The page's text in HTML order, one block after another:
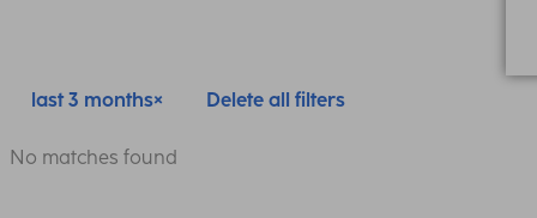
last 3 months Delete all filters
No matches found